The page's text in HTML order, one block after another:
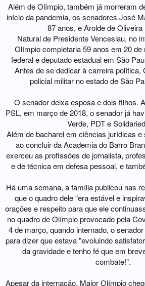
Além de Olímpio, também já morreram
início da pandemia, os senadores José
87 anos, e Arolde de
Natural de Presidente Venceslau, no
Olímpio completaria 59 anos em 20 de
federal e deputado estadual em São
Antes de se dedicar à carreira
policial militar no estado de São
O senador deixa esposa e dois filhos.
PSL, em março de 2018, o senador já
Verde, PDT e
Além de bacharel em ciências jurídicas e
ao concluir da Academia do Barro
exerceu as profissões de jornalista,
e de técnica em defesa pessoal, e
Há uma semana, a família publicou nas
que o quadro dele “era estável e
orações e respeito para que ele
no quadro de Olímpio provocado pela
4 de março, quando internado, o
para dizer que estava "evoluindo
da gravidade e tenho fé que em
combate!”.
Apesar da internação, Major Olímpio